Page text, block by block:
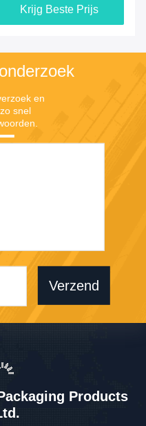
Krijg Beste Prijs
en
snel
Verzend
Products